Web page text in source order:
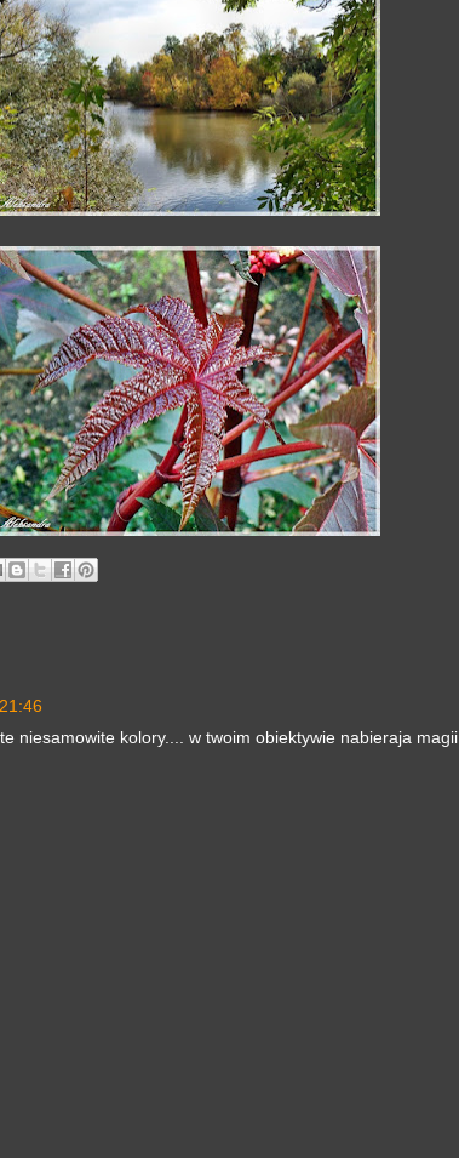
niesamowite kolory.... w twoim obiektywie nabieraja magii